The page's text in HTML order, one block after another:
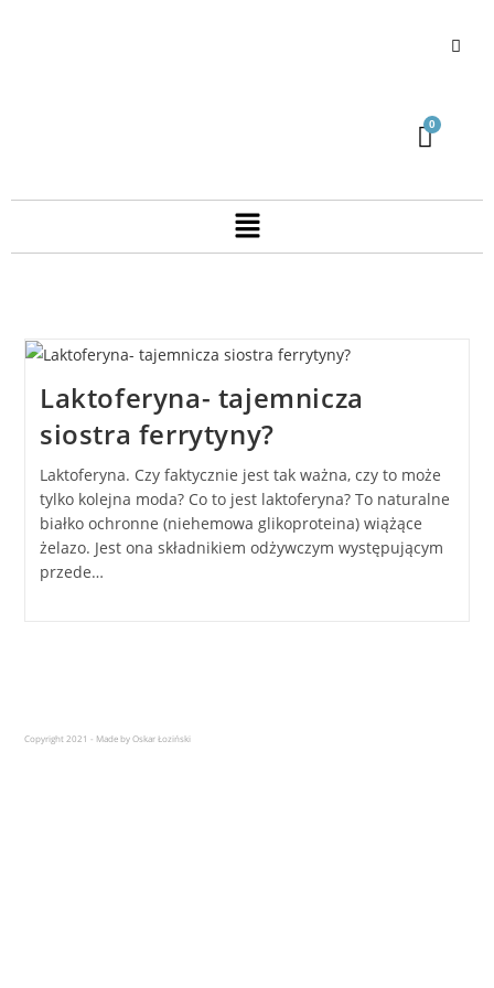
Laktoferyna- tajemnicza
siostra ferrytyny?
Laktoferyna. Czy faktycznie jest tak ważna, czy to może
tylko kolejna moda? Co to jest laktoferyna? To naturalne
białko ochronne (niehemowa glikoproteina) wiążące
żelazo. Jest ona składnikiem odżywczym występującym
przede…
Copyright 2021 - Made by Oskar Łoziński